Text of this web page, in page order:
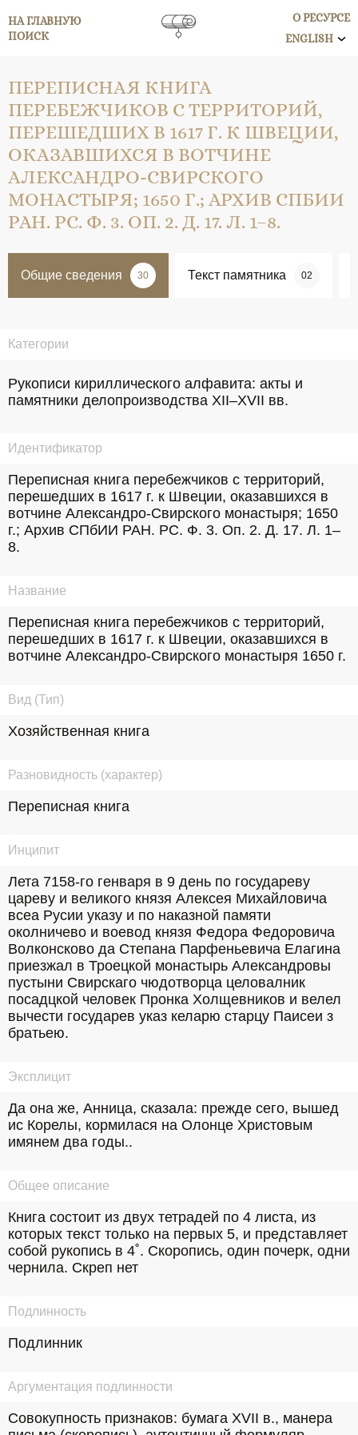
НА ГЛАВНУЮ
ПОИСК
О РЕСУРСЕ
ENGLISH
ПЕРЕПИСНАЯ КНИГА
ПЕРЕБЕЖЧИКОВ С ТЕРРИТОРИЙ,
ПЕРЕШЕДШИХ В 1617 Г. К ШВЕЦИИ,
ОКАЗАВШИХСЯ В ВОТЧИНЕ
АЛЕКСАНДРО-СВИРСКОГО
МОНАСТЫРЯ; 1650 Г.; АРХИВ СПБИИ
РАН. РС. Ф. 3. ОП. 2. Д. 17. Л. 1–8.
Общие сведения 30 Текст памятника 02
Категории
Рукописи кириллического алфавита: акты и
памятники делопроизводства XII–XVII вв.
Идентификатор
Переписная книга перебежчиков с территорий,
перешедших в 1617 г. к Швеции, оказавшихся в
вотчине Александро-Свирского монастыря; 1650
г.; Архив СПбИИ РАН. РС. Ф. 3. Оп. 2. Д. 17. Л. 1–
8.
Название
Переписная книга перебежчиков с территорий,
перешедших в 1617 г. к Швеции, оказавшихся в
вотчине Александро-Свирского монастыря 1650 г.
Вид (Тип)
Хозяйственная книга
Разновидность (характер)
Переписная книга
Инципит
Лета 7158-го генваря в 9 день по государеву
цареву и великого князя Алексея Михайловича
всеа Русии указу и по наказной памяти
околничево и воевод князя Федора Федоровича
Волконсково да Степана Парфеньевича Елагина
приезжал в Троецкой монастырь Александровы
пустыни Свирскаго чюдотворца целовалник
посадцкой человек Пронка Холщевников и велел
вычести государев указ келарю старцу Паисеи з
братьею.
Эксплицит
Да она же, Анница, сказала: прежде сего, вышед
ис Корелы, кормилася на Олонце Христовым
имянем два годы..
Общее описание
Книга состоит из двух тетрадей по 4 листа, из
которых текст только на первых 5, и представляет
собой рукопись в 4˚. Скоропись, один почерк, одни
чернила. Скреп нет
Подлинность
Подлинник
Аргументация подлинности
Совокупность признаков: бумага XVII в., манера